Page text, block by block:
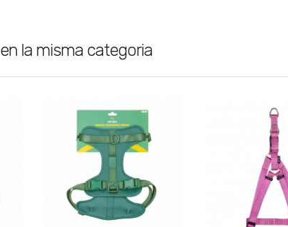
en la misma categoria